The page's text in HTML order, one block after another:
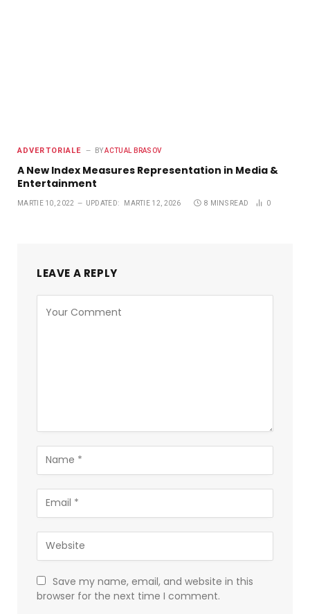
ADVERTORIALE BY ACTUAL BRASOV
A New Index Measures Representation in Media &
Entertainment
MARTIE 10, 2022 UPDATED: MARTIE 12, 2026 8 MINS READ 0
LEAVE A REPLY
Save my name, email, and website in this
browser for the next time I comment.